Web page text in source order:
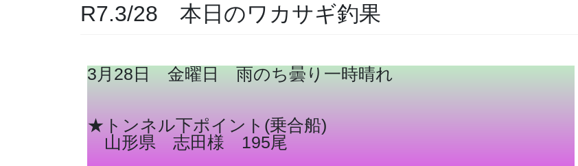
R7.3/28 本日のワカサギ釣果
3月28日 金曜日 雨のち曇り一時晴れ
★トンネル下ポイント(乗合船)
山形県 志田様 195尾